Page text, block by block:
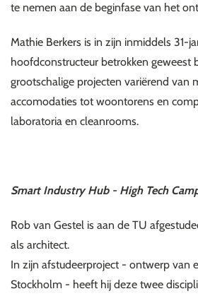
te nemen aan de beginfase van het
Mathie Berkers is in zijn inmiddels 31-
hoofdconstructeur betrokken geweest
grootschalige projecten variërend van
accomodaties tot woontorens en
laboratoria en cleanrooms.
Smart Industry Hub - High Tech
Rob van Gestel is aan de TU
als architect.
In zijn afstudeerproject - ontwerp van
Stockholm - heeft hij deze twee